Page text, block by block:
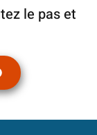
le pas et